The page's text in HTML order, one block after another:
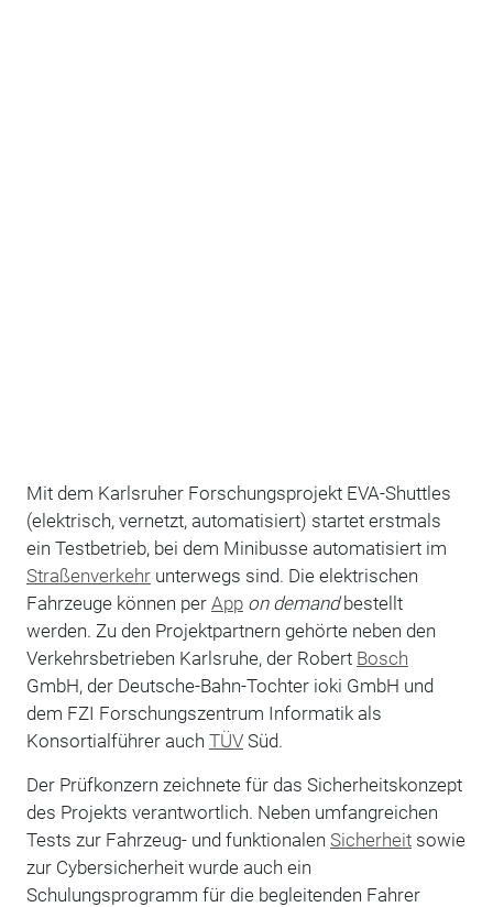
Mit dem Karlsruher Forschungsprojekt EVA-Shuttles
(elektrisch, vernetzt, automatisiert) startet erstmals
ein Testbetrieb, bei dem Minibusse automatisiert im
Straßenverkehrunterwegs sind. Die elektrischen
Fahrzeuge können per App on demandbestellt
werden. Zu den Projektpartnern gehörte neben den
Verkehrsbetrieben Karlsruhe, der Robert Bosch
GmbH, der Deutsche-Bahn-Tochter ioki GmbH und
dem FZI Forschungszentrum Informatik als
Konsortialführer auch TÜVSüd.
Der Prüfkonzern zeichnete für das Sicherheitskonzept
des Projekts verantwortlich. Neben umfangreichen
Tests zur Fahrzeug- und funktionalen Sicherheitsowie
zur Cybersicherheit wurde auch ein
Schulungsprogramm für die begleitenden Fahrer